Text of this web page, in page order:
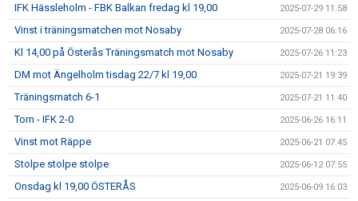
IFK Hässleholm - FBK Balkan fredag kl 19,00 2025-07-29 11:58
Vinst i träningsmatchen mot Nosaby 2025-07-28 06:16
Kl 14,00 på Österås Träningsmatch mot Nosaby 2025-07-26 11:23
DM mot Ängelholm tisdag 22/7 kl 19,00 2025-07-21 19:39
Träningsmatch 6-1 2025-07-21 11:40
Torn - IFK 2-0 2025-06-26 16:11
Vinst mot Räppe 2025-06-21 07:45
Stolpe stolpe stolpe 2025-06-12 07:55
Onsdag kl 19,00 ÖSTERÅS 2025-06-09 16:03